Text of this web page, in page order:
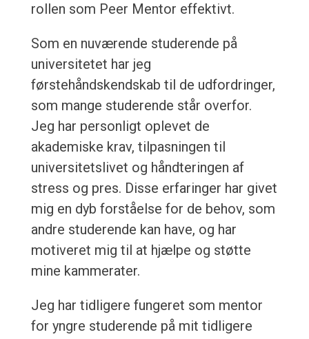
rollen som Peer Mentor effektivt.
Som en nuværende studerende på
universitetet har jeg
førstehåndskendskab til de udfordringer,
som mange studerende står overfor.
Jeg har personligt oplevet de
akademiske krav, tilpasningen til
universitetslivet og håndteringen af
stress og pres. Disse erfaringer har givet
mig en dyb forståelse for de behov, som
andre studerende kan have, og har
motiveret mig til at hjælpe og støtte
mine kammerater.
Jeg har tidligere fungeret som mentor
for yngre studerende på mit tidligere